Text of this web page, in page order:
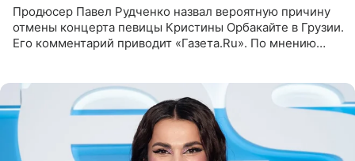
Продюсер Павел Рудченко назвал вероятную причину
отмены концерта певицы Кристины Орбакайте в Грузии.
Его комментарий приводит «Газета.Ru». По мнению